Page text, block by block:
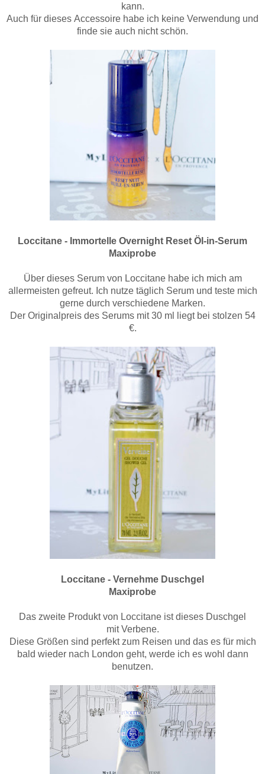
kann.
Auch für dieses Accessoire habe ich keine Verwendung und
finde sie auch nicht schön.
Loccitane - Immortelle Overnight Reset Öl-in-Serum
Maxiprobe
Über dieses Serum von Loccitane habe ich mich am
allermeisten gefreut. Ich nutze täglich Serum und teste mich
gerne durch verschiedene Marken.
Der Originalpreis des Serums mit 30 ml liegt bei stolzen 54
€.
Loccitane - Vernehme Duschgel
Maxiprobe
Das zweite Produkt von Loccitane ist dieses Duschgel
mit Verbene.
Diese Größen sind perfekt zum Reisen und das es für mich
bald wieder nach London geht, werde ich es wohl dann
benutzen.